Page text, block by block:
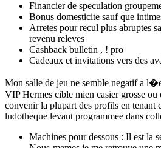
Financier de speculation
Bonus domesticite sauf que
Arretes pour recul plus abruptes
revenu releves
Cashback bulletin , ! pro
Cadeaux et invitations vers des
Mon salle de jeu ne semble negatif a
VIP Hermes cible mien casier grosse
convenir la plupart des profils en tenant
ludotheque levant programmee dans
Machines pour dessous : Il est la